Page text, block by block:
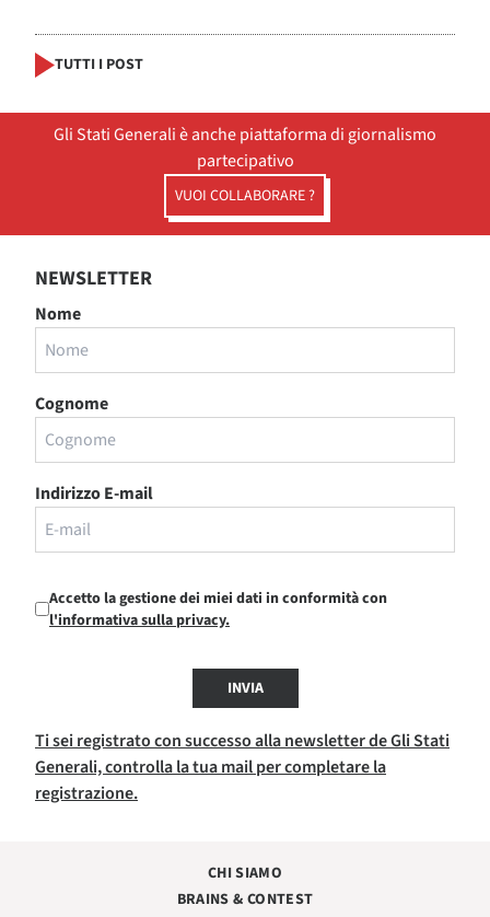
TUTTI I POST
Gli Stati Generali è anche piattaforma di giornalismo
partecipativo
VUOI COLLABORARE ?
NEWSLETTER
Nome
Cognome
Indirizzo E-mail
Accetto la gestione dei miei dati in conformità con
l'informativa sulla privacy.
INVIA
Ti sei registrato con successo alla newsletter de Gli Stati
Generali, controlla la tua mail per completare la
registrazione.
CHI SIAMO
BRAINS & CONTEST